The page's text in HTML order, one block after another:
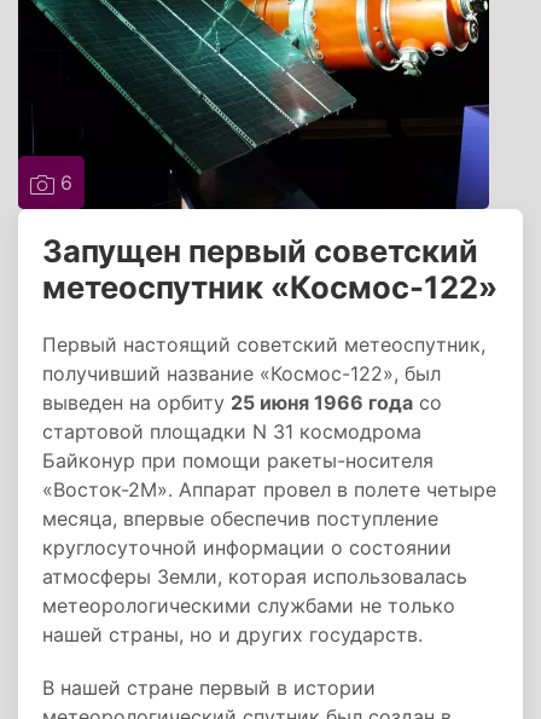
6
Запущен первый советский
метеоспутник «Космос-122»
Первый настоящий советский метеоспутник,
получивший название «Космос-122», был
выведен на орбиту 25 июня 1966 года со
стартовой площадки N 31 космодрома
Байконур при помощи ракеты-носителя
«Восток-2М». Аппарат провел в полете четыре
месяца, впервые обеспечив поступление
круглосуточной информации о состоянии
атмосферы Земли, которая использовалась
метеорологическими службами не только
нашей страны, но и других государств.
В нашей стране первый в истории